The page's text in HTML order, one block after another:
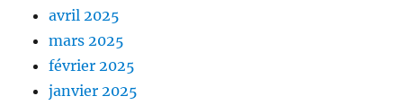
avril 2025
mars 2025
février 2025
janvier 2025